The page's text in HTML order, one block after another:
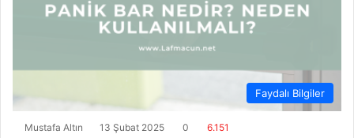
Faydalı Bilgiler
Mustafa Altın 13 Şubat 2025 0 6.151